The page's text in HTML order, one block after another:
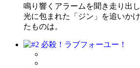
鳴り響くアラームを聞き走り出し
光に包まれた「ジン」を追いか
たものは。